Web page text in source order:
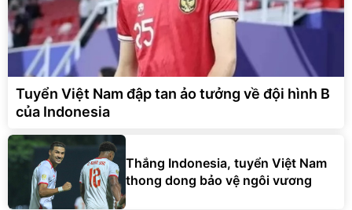
Tuyển Việt Nam đập tan ảo tưởng về đội hình B
của Indonesia
Thắng Indonesia, tuyển Việt Nam
thong dong bảo vệ ngôi vương